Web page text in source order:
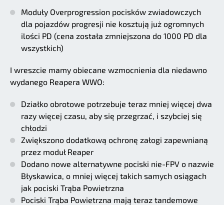
Moduły Overprogression pocisków zwiadowczych
dla pojazdów progresji nie kosztują już ogromnych
ilości PD (cena została zmniejszona do 1000 PD dla
wszystkich)
I wreszcie mamy obiecane wzmocnienia dla niedawno
wydanego Reapera WWO:
Działko obrotowe potrzebuje teraz mniej więcej dwa
razy więcej czasu, aby się przegrzać, i szybciej się
chłodzi
Zwiększono dodatkową ochronę załogi zapewnianą
przez moduł Reaper
Dodano nowe alternatywne pociski nie-FPV o nazwie
Błyskawica, o mniej więcej takich samych osiągach
jak pociski Trąba Powietrzna
Pociski Trąba Powietrzna mają teraz tandemowe